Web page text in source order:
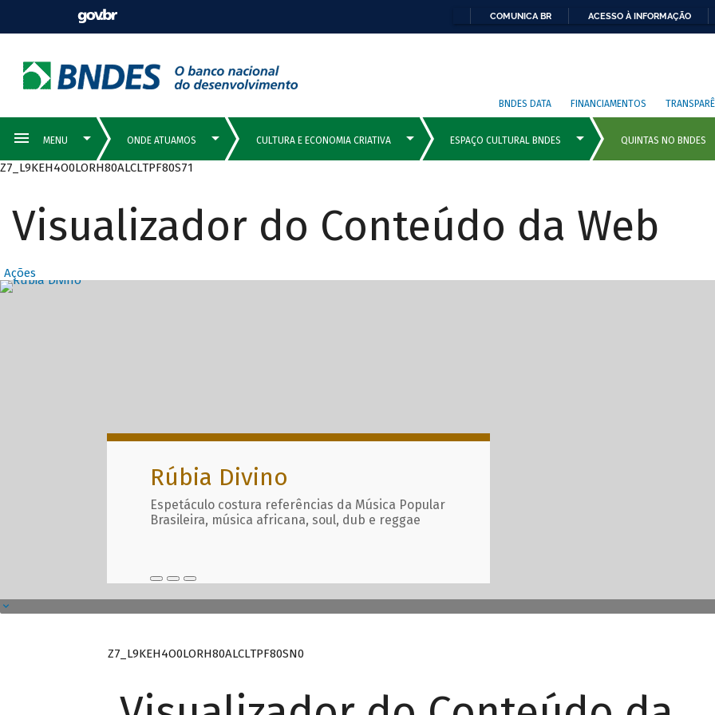
COMUNICA BR ACESSO À INFORMAÇÃO
BNDES DATA FINANCIAMENTOS
Z7_L9KEH4O0LORH80ALCLTPF80S71
Visualizador do Conteúdo da Web
Ações
Destaques Principais com
Rúbia Divino
Espetáculo costura referências da Música Popular
Brasileira, música africana, soul, dub e reggae
Z7_L9KEH4O0LORH80ALCLTPF80SN0